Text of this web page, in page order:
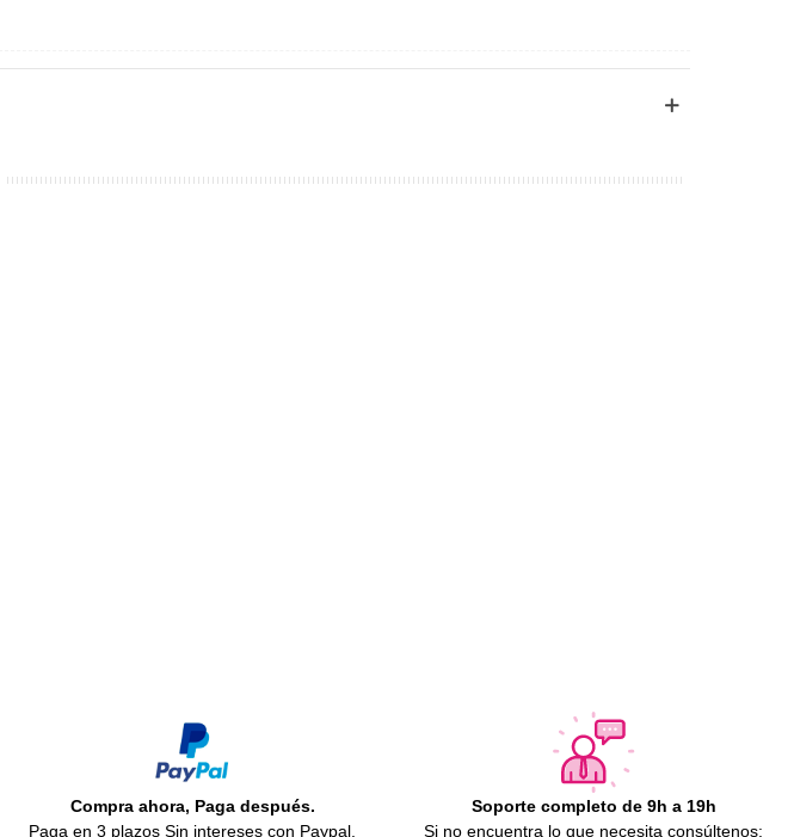
Compra ahora, Paga después.
Paga en 3 plazos Sin intereses con Paypal.
Soporte completo de 9h a 19h
Si no encuentra lo que necesita consúltenos: